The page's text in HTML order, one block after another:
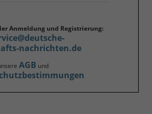
Anmeldung und Registrierung:
nachrichten.de
AGB und